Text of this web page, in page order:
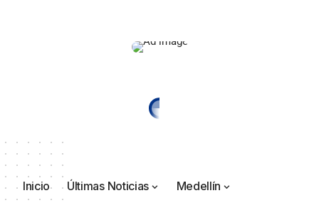
Inicio Últimas Noticias Medellín